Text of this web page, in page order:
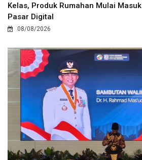
Kelas, Produk Rumahan Mulai Masuk
Pasar Digital
08/08/2026